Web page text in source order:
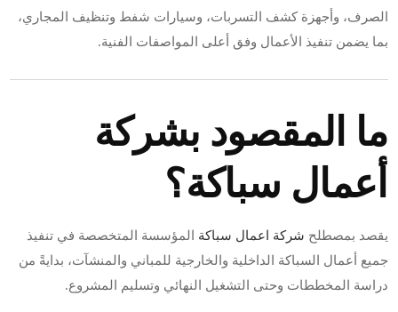
الصرف، وأجهزة كشف التسربات، وسيارات شفط وتنظيف المجاري،
بما يضمن تنفيذ الأعمال وفق أعلى المواصفات الفنية.
ما المقصود بشركة
أعمال سباكة؟
يقصد بمصطلح شركة اعمال سباكة المؤسسة المتخصصة في تنفيذ
جميع أعمال السباكة الداخلية والخارجية للمباني والمنشآت، بدايةً من
دراسة المخططات وحتى التشغيل النهائي وتسليم المشروع.